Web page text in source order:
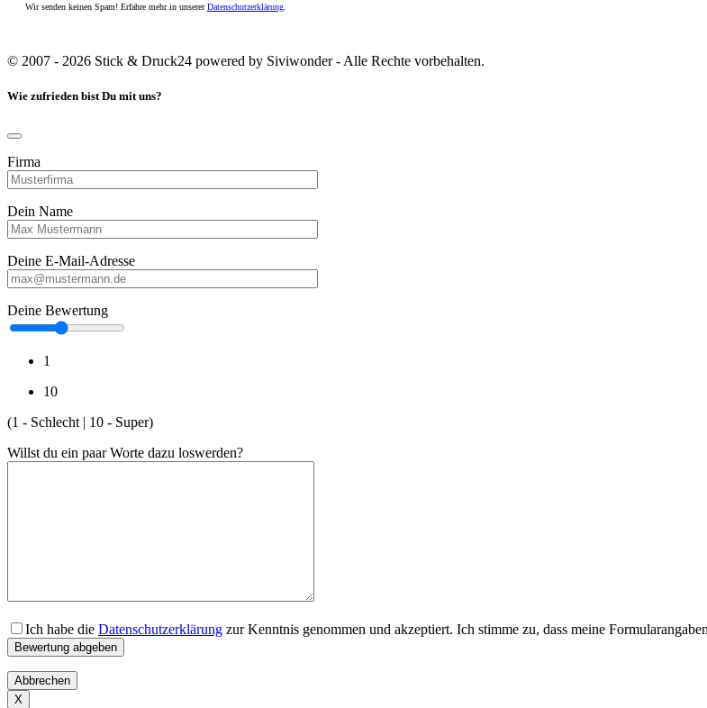
Wir senden keinen Spam! Erfahre mehr in unsererDatenschutzerklärung
© 2007 - 2026 Stick & Druck24 powered by Siviwonder - Alle Rechte vorbehalten.
Wie zufrieden bist Du mit uns?
Firma
Dein Name
Deine E-Mail-Adresse
Deine Bewertung
1
10
(1 - Schlecht | 10 - Super)
Willst du ein paar Worte dazu loswerden?
Ich habe die Datenschutzerklärung zur Kenntnis genommen und akzeptiert. Ich stimme zu, dass meine
Abbrechen
X